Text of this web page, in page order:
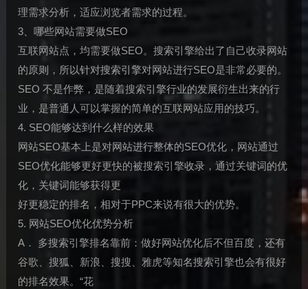
理需求分析，适应浏览者需求的过程。
3、哪些网站需要做SEO
互联网站点，均需要做SEO。搜索引擎给出了自己收录网站
的原则，所以针对搜索引擎对网站进行SEO是非常必要的。
SEO 不是作弊，是随着搜索引擎行业的发展衍生出来的行
业，是普通人可以掌握的简单的互联网站应用的技巧。
4. SEO能够达到什么样的效果
网站SEO基本上是对网站进行整体的SEO优化，网站通过
SEO优化能够更好更快的被搜索引擎收录，通过关键词的优
化，关键词能够获得更
好更稳定的排名，相对于PPC来说有很大的优势。
5. 网站SEO优化优势分析
A． 多搜索引擎排名靠前：做好网站优化后不但百度，还有
谷歌、搜狐、新浪、搜搜、雅虎等知名搜索引擎也会有很好
的排名效果。“花